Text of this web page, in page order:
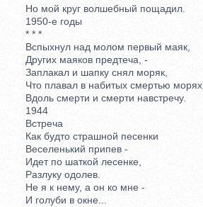
Но мой круг волшебный пощадил.
1950-е годы
* * *
Вспыхнул над молом первый маяк,
Других маяков предтеча, -
Заплакал и шапку снял моряк,
Что плавал в набитых смертью морях
Вдоль смерти и смерти навстречу.
1944
Встреча
Как будто страшной песенки
Веселенький припев -
Идет по шаткой лесенке,
Разлуку одолев.
Не я к нему, а он ко мне -
И голуби в окне...